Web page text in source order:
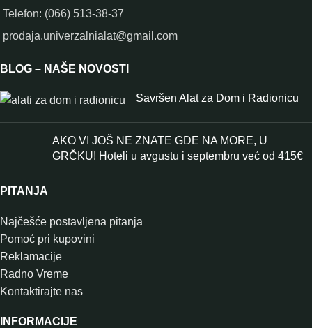
Telefon: (066) 513-38-37
prodaja.univerzalnialat@gmail.com
BLOG – NAŠE NOVOSTI
Savršen Alat za Dom i Radionicu
AKO VI JOŠ NE ZNATE GDE NA MORE, U
GRČKU! Hoteli u avgustu i septembru već od 415€
PITANJA
Najčešće postavljena pitanja
Pomoć pri kupovini
Reklamacije
Radno Vreme
Kontaktirajte nas
INFORMACIJE